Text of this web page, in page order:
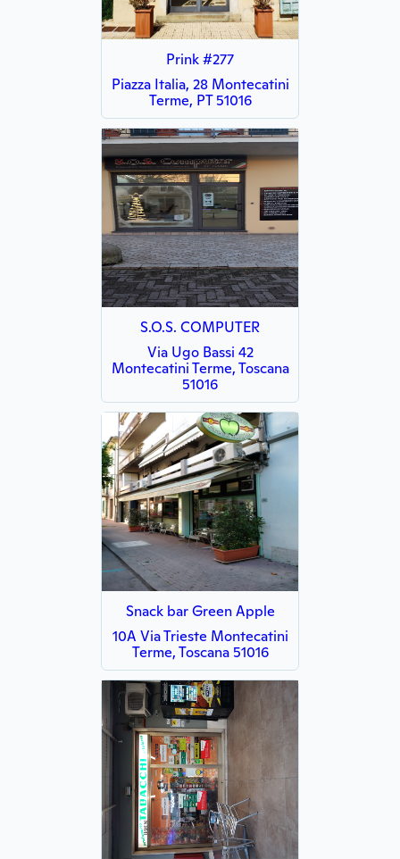
Prink #277
Piazza Italia, 28 Montecatini
Terme, PT 51016
S.O.S. COMPUTER
Via Ugo Bassi 42
Montecatini Terme, Toscana
51016
Snack bar Green Apple
10A Via Trieste Montecatini
Terme, Toscana 51016